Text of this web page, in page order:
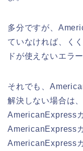
多分ですが、
ていなければ、く
ドが使えないエラ
それでも、
解決しない場合は
AmericanExpress
AmericanExpress
AmericanExpress